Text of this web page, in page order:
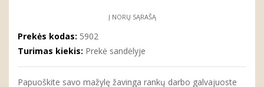
Į NORŲ SĄRAŠĄ
Prekės kodas: 5902
Turimas kiekis: Prekė sandėlyje
Papuoškite savo mažylę žavinga rankų darbo galvajuoste